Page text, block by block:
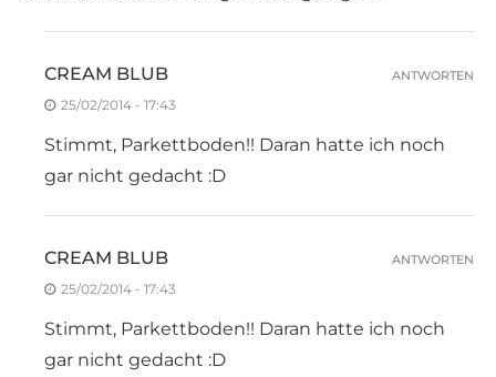
CREAM BLUB
25/02/2014 - 17:43
Stimmt, Parkettboden!! Daran hatte ich noch
gar nicht gedacht :D
ANTWORTEN
CREAM BLUB
25/02/2014 - 17:43
Stimmt, Parkettboden!! Daran hatte ich noch
gar nicht gedacht :D
ANTWORTEN